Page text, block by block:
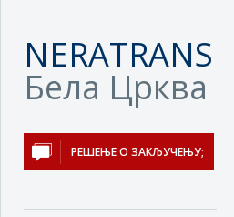
NERATRANS
Бела Црква
РЕШЕЊЕ О ЗАКЉУЧЕЊУ;